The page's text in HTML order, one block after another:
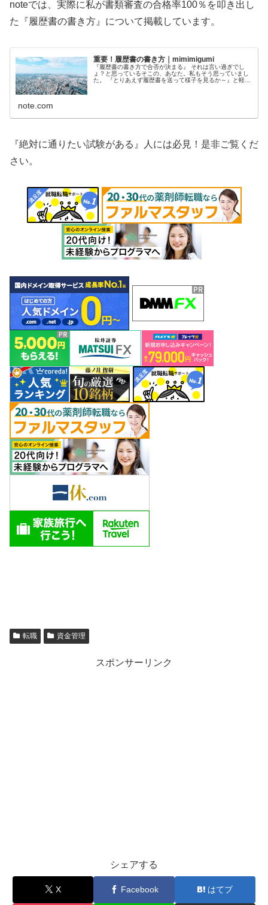
noteでは、実際に私が書類審査の合格率100％を叩き出し
た『履歴書の書き方』について掲載しています。
重要！履歴書の書き方｜mimimigumi
『履歴書の書き方で合否が決まる』 それは言い過ぎでし
ょ？と思っているそこの、あなた。私もそう思っていまし
た。 『とりあえず履歴書を送って様子を見るか～』と軽く
note.com
『絶対に通りたい試験がある』人には必見！是非ご覧くだ
さい。
転職 資金管理
スポンサーリンク
シェアする
X Facebook はてブ